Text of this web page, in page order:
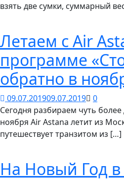
взять две сумки, суммарный
Летаем с Air
программе
обратно в
09.07.201909.07.2019
0
Сегодня разбираем чуть
ноября Air Astana летит из
путешествует транзитом из […]
На Новый Год в